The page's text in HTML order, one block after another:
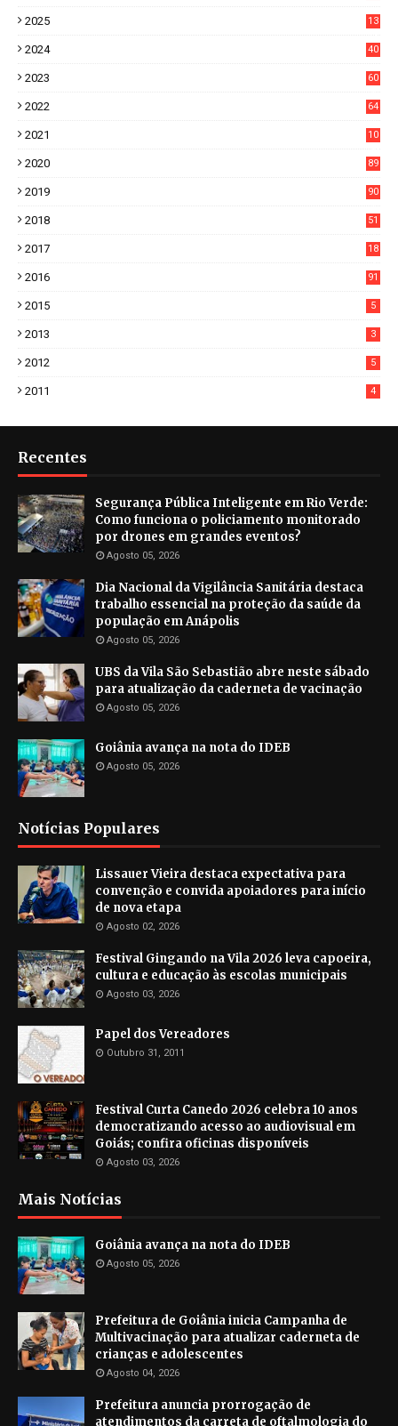
2025
13
2024
40
2023
60
2022
64
2021
10
2020
89
2019
90
2018
51
2017
18
2016 91
2015 5
2013 3
2012 5
2011 4
Recentes
Segurança Pública Inteligente em Rio Verde:
Como funciona o policiamento monitorado
por drones em grandes eventos?
Agosto 05, 2026
Dia Nacional da Vigilância Sanitária destaca
trabalho essencial na proteção da saúde da
população em Anápolis
Agosto 05, 2026
UBS da Vila São Sebastião abre neste sábado
para atualização da caderneta de vacinação
Agosto 05, 2026
Goiânia avança na nota do IDEB
Agosto 05, 2026
Notícias Populares
Lissauer Vieira destaca expectativa para
convenção e convida apoiadores para início
de nova etapa
Agosto 02, 2026
Festival Gingando na Vila 2026 leva capoeira,
cultura e educação às escolas municipais
Agosto 03, 2026
Papel dos Vereadores
Outubro 31, 2011
Festival Curta Canedo 2026 celebra 10 anos
democratizando acesso ao audiovisual em
Goiás; confira oficinas disponíveis
Agosto 03, 2026
Mais Notícias
Goiânia avança na nota do IDEB
Agosto 05, 2026
Prefeitura de Goiânia inicia Campanha de
Multivacinação para atualizar caderneta de
crianças e adolescentes
Agosto 04, 2026
Prefeitura anuncia prorrogação de
atendimentos da carreta de oftalmologia do